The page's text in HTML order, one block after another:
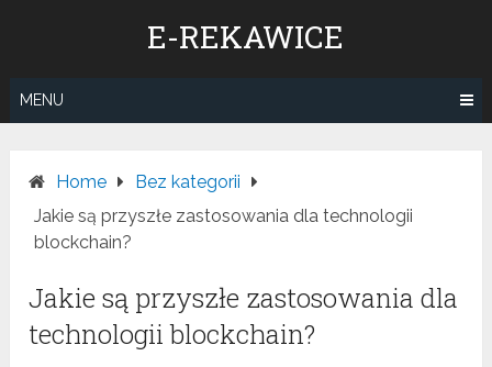
E-REKAWICE
MENU
Home
Bez kategorii
Jakie są przyszłe zastosowania dla technologii
blockchain?
Jakie są przyszłe zastosowania dla
technologii blockchain?